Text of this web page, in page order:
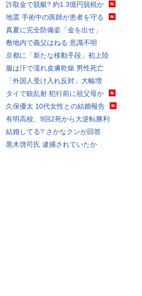
詐取金で競艇? 約1.3億円脱税か
地震 手術中の医師が患者を守る
真夏に完全防備姿「金を出せ」
敷地内で義父はねる 意識不明
京都に「新たな移動手段」初上陸
服は汗で濡れ皮膚乾燥 男性死亡
「外国人受け入れ反対」大幅増
タイで銃乱射 犯行前に祖父母か
久保優太 10代女性との結婚報告
有明高校、9回2死から大逆転勝利
結婚してる? さかなクンが回答
黒木啓司氏 逮捕されていたか